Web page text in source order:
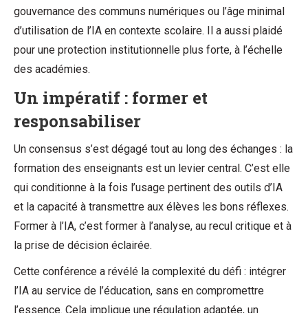
gouvernance des communs numériques ou l’âge minimal
d’utilisation de l’IA en contexte scolaire. Il a aussi plaidé
pour une protection institutionnelle plus forte, à l’échelle
des académies.
Un impératif : former et
responsabiliser
Un consensus s’est dégagé tout au long des échanges : la
formation des enseignants est un levier central. C’est elle
qui conditionne à la fois l’usage pertinent des outils d’IA
et la capacité à transmettre aux élèves les bons réflexes.
Former à l’IA, c’est former à l’analyse, au recul critique et à
la prise de décision éclairée.
Cette conférence a révélé la complexité du défi : intégrer
l’IA au service de l’éducation, sans en compromettre
l’essence. Cela implique une régulation adaptée, un